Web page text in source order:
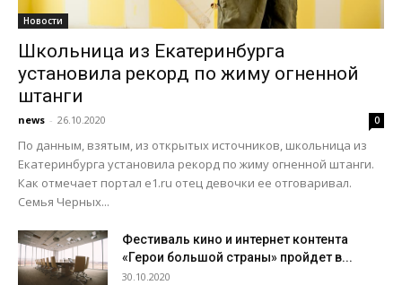
Новости
Школьница из Екатеринбурга
установила рекорд по жиму огненной
штанги
news - 26.10.2020 0
По данным, взятым, из открытых источников, школьница из
Екатеринбурга установила рекорд по жиму огненной штанги.
Как отмечает портал e1.ru отец девочки ее отговаривал.
Семья Черных...
Фестиваль кино и интернет контента
«Герои большой страны» пройдет в...
30.10.2020